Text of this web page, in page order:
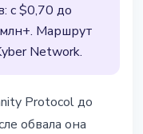
с $0,70 до
Маршрут
Network.
Protocol до
обвала она